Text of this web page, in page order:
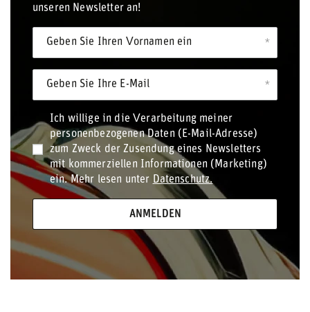
unseren Newsletter an!
Geben Sie Ihren Vornamen ein
Geben Sie Ihre E-Mail
Ich willige in die Verarbeitung meiner
personenbezogenen Daten (E-Mail-Adresse)
zum Zweck der Zusendung eines Newsletters
mit kommerziellen Informationen (Marketing)
ein. Mehr lesen unter Datenschutz.
ANMELDEN